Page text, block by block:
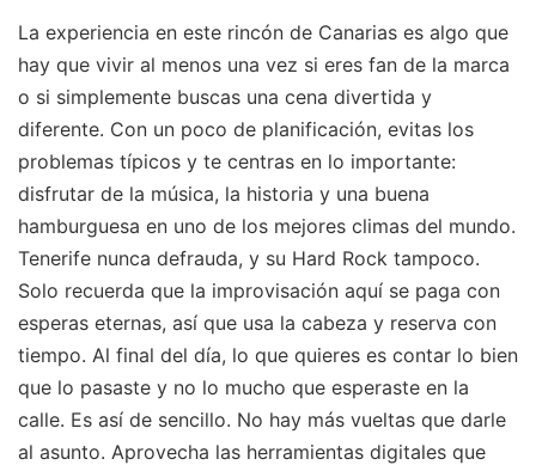
La experiencia en este rincón de Canarias es algo que
hay que vivir al menos una vez si eres fan de la marca
o si simplemente buscas una cena divertida y
diferente. Con un poco de planificación, evitas los
problemas típicos y te centras en lo importante:
disfrutar de la música, la historia y una buena
hamburguesa en uno de los mejores climas del mundo.
Tenerife nunca defrauda, y su Hard Rock tampoco.
Solo recuerda que la improvisación aquí se paga con
esperas eternas, así que usa la cabeza y reserva con
tiempo. Al final del día, lo que quieres es contar lo bien
que lo pasaste y no lo mucho que esperaste en la
calle. Es así de sencillo. No hay más vueltas que darle
al asunto. Aprovecha las herramientas digitales que